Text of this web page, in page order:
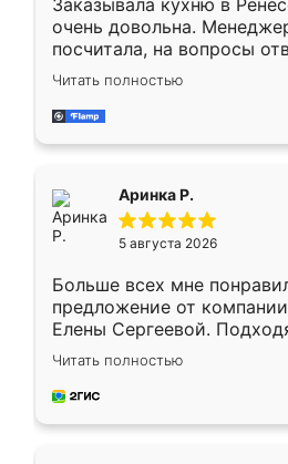
Заказывала кухню в
очень довольна.
посчитала, на вопросы
Замерщик приехал в
делу со всей
за день, ребята работали
Читать полностью
Аринка Р.
5 августа 2026
Больше всех мне
предложение от
Елены Сергеевой.
короткие сроки
для замера сотрудник
предложил по моему
Читать полностью